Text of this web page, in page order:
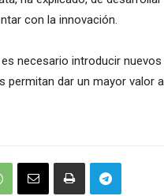
con la innovación.
necesario introducir
dar un mayor valor